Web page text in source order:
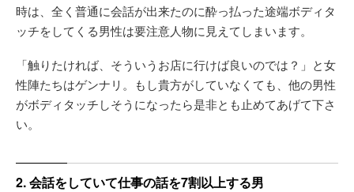
時は、全く普通に会話が出来たのに酔っ払った途端ボディタ
ッチをしてくる男性は要注意人物に見えてしまいます。
「触りたければ、そういうお店に行けば良いのでは？」と女
性陣たちはゲンナリ。もし貴方がしていなくても、他の男性
がボディタッチしそうになったら是非とも止めてあげて下さ
い。
2. 会話をしていて仕事の話を7割以上する男